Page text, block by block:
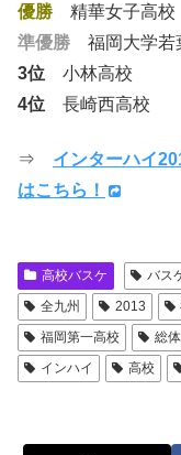
優勝 精華女子高校
準優勝 福岡大学若
3位 小林高校
4位 長崎西高校
⇒ インターハイ
はこちら！
高校バスケ バス
全九州
2013
福岡第一高校
総体
インハイ
高校